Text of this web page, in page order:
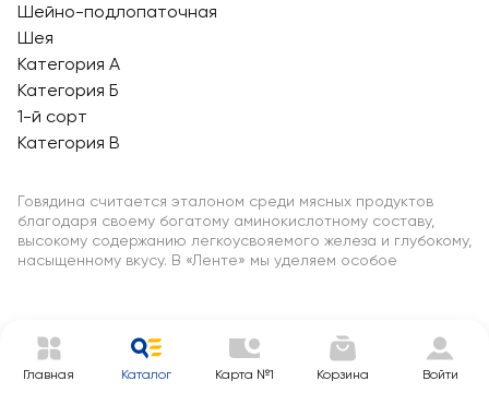
Шейно-подлопаточная
Шея
Категория А
Категория Б
1-й сорт
Категория В
Говядина считается эталоном среди мясных продуктов
благодаря своему богатому аминокислотному составу,
высокому содержанию легкоусвояемого железа и глубокому,
насыщенному вкусу. В «Ленте» мы уделяем особое
сформирован таким образом, чтобы удовлетворить любые
кулинарные задачи: от быстрого ужина в будни до
изысканных блюд для праздничного торжества.
Главная Каталог Карта №1 Корзина Войти